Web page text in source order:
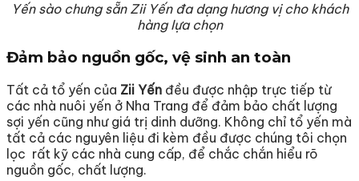
Yến sào chưng sẵn Zii Yến đa dạng hương vị cho khách
hàng lựa chọn
Đảm bảo nguồn gốc, vệ sinh an toàn
Tất cả tổ yến của Zii Yến đều được nhập trực tiếp từ
các nhà nuôi yến ở Nha Trang để đảm bảo chất lượng
sợi yến cũng như giá trị dinh dưỡng. Không chỉ tổ yến mà
tất cả các nguyên liệu đi kèm đều được chúng tôi chọn
lọc rất kỹ các nhà cung cấp, để chắc chắn hiểu rõ
nguồn gốc, chất lượng.